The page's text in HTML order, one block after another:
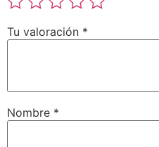
Tu valoración *
Nombre *